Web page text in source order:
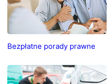
Bezpłatne porady prawne